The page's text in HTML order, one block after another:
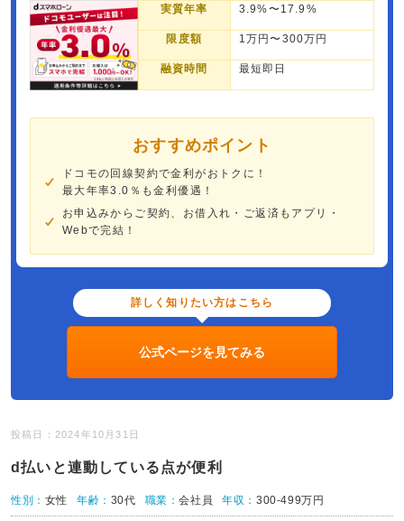
実質年率 3.9%〜17.9%
限度額 1万円〜300万円
融資時間 最短即日
おすすめポイント
ドコモの回線契約で金利がおトクに！
最大年率3.0％も金利優遇！
お申込みからご契約、お借入れ・ご返済もアプリ・
Webで完結！
詳しく知りたい方はこちら
公式ページを見てみる
投稿日：2024年10月31日
d払いと連動している点が便利
性別： 女性 年齢： 30代 職業：会社員 年収：300-499万円